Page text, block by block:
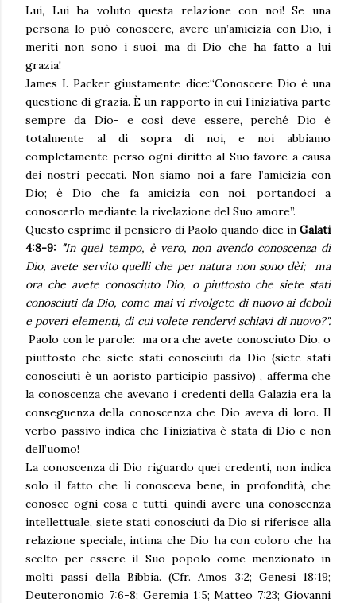
Lui, Lui ha voluto questa relazione con noi! Se una
persona lo può conoscere, avere un’amicizia con Dio, i
meriti non sono i suoi, ma di Dio che ha fatto a lui
grazia!
James I. Packer giustamente dice:“Conoscere Dio è una
questione di grazia. È un rapporto in cui l’iniziativa parte
sempre da Dio- e così deve essere, perché Dio è
totalmente al di sopra di noi, e noi abbiamo
completamente perso ogni diritto al Suo favore a causa
dei nostri peccati. Non siamo noi a fare l’amicizia con
Dio; è Dio che fa amicizia con noi, portandoci a
conoscerlo mediante la rivelazione del Suo amore”.
Questo esprime il pensiero di Paolo quando dice in Galati
4:8-9: "In quel tempo, è vero, non avendo conoscenza di
Dio, avete servito quelli che per natura non sono dèi; ma
ora che avete conosciuto Dio, o piuttosto che siete stati
conosciuti da Dio, come mai vi rivolgete di nuovo ai deboli
e poveri elementi, di cui volete rendervi schiavi di nuovo?".
Paolo con le parole: ma ora che avete conosciuto Dio, o
piuttosto che siete stati conosciuti da Dio (siete stati
conosciuti è un aoristo participio passivo) , afferma che
la conoscenza che avevano i credenti della Galazia era la
conseguenza della conoscenza che Dio aveva di loro. Il
verbo passivo indica che l’iniziativa è stata di Dio e non
dell’uomo!
La conoscenza di Dio riguardo quei credenti, non indica
solo il fatto che li conosceva bene, in profondità, che
conosce ogni cosa e tutti, quindi avere una conoscenza
intellettuale, siete stati conosciuti da Dio si riferisce alla
relazione speciale, intima che Dio ha con coloro che ha
scelto per essere il Suo popolo come menzionato in
molti passi della Bibbia. (Cfr. Amos 3:2; Genesi 18:19;
Deuteronomio 7:6-8; Geremia 1:5; Matteo 7:23; Giovanni